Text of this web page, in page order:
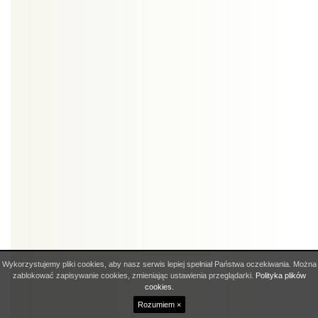
Wykorzystujemy pliki cookies, aby nasz serwis lepiej spełniał Państwa oczekiwania. Można
zablokować zapisywanie cookies, zmieniając ustawienia przeglądarki. Polityka plików
cookies.
Rozumiem ×